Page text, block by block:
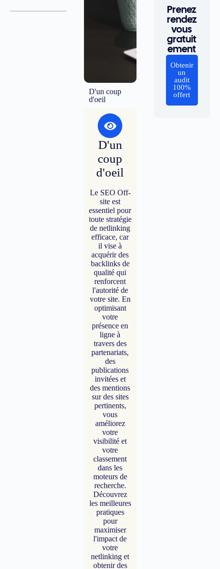
D'un coup
d'oeil
D'un
coup
d'oeil
Le SEO Off-
site est
essentiel pour
toute stratégie
de netlinking
efficace, car
il vise à
acquérir des
backlinks de
qualité qui
renforcent
l'autorité de
votre site. En
optimisant
votre
présence en
ligne à
travers des
partenariats,
des
publications
invitées et
des mentions
sur des sites
pertinents,
vous
améliorez
votre
visibilité et
votre
classement
dans les
moteurs de
recherche.
Découvrez
les meilleures
pratiques
pour
maximiser
l'impact de
votre
netlinking et
obtenir des
Prenez
rendez
vous
gratuit
ement
Obtenir
un
audit
100%
offert